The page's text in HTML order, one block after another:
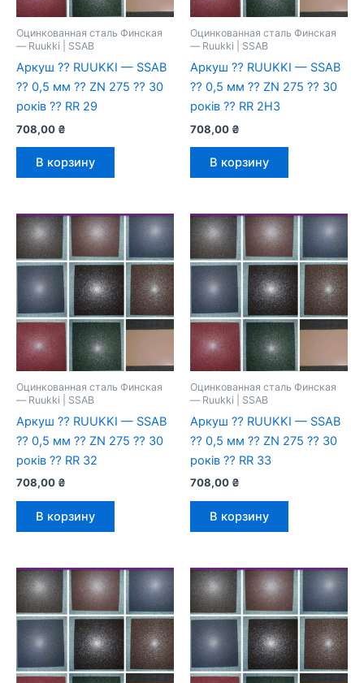
Оцинкованная сталь Финская
— Ruukki | SSAB
Аркуш ⁇ RUUKKI — SSAB
⁇ 0,5 мм ⁇ ZN 275 ⁇ 30
років ⁇ RR 29
708,00 ₴
В корзину
Оцинкованная сталь Финская
— Ruukki | SSAB
Аркуш ⁇ RUUKKI — SSAB
⁇ 0,5 мм ⁇ ZN 275 ⁇ 30
років ⁇ RR 2H3
708,00 ₴
В корзину
Оцинкованная сталь Финская
— Ruukki | SSAB
Аркуш ⁇ RUUKKI — SSAB
⁇ 0,5 мм ⁇ ZN 275 ⁇ 30
років ⁇ RR 32
708,00 ₴
В корзину
Оцинкованная сталь Финская
— Ruukki | SSAB
Аркуш ⁇ RUUKKI — SSAB
⁇ 0,5 мм ⁇ ZN 275 ⁇ 30
років ⁇ RR 33
708,00 ₴
В корзину